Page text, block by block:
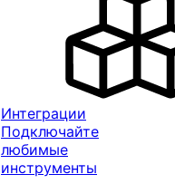
Интеграции
Подключайте
любимые
инструменты